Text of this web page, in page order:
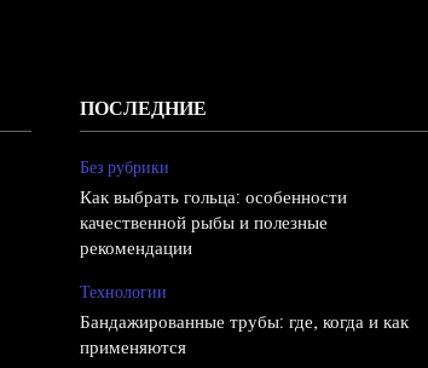
ПОСЛЕДНИЕ
Без рубрики
Как выбрать гольца: особенности
качественной рыбы и полезные
рекомендации
Технологии
Бандажированные трубы: где, когда и как
применяются